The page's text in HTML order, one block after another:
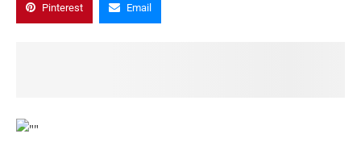
Pinterest Email